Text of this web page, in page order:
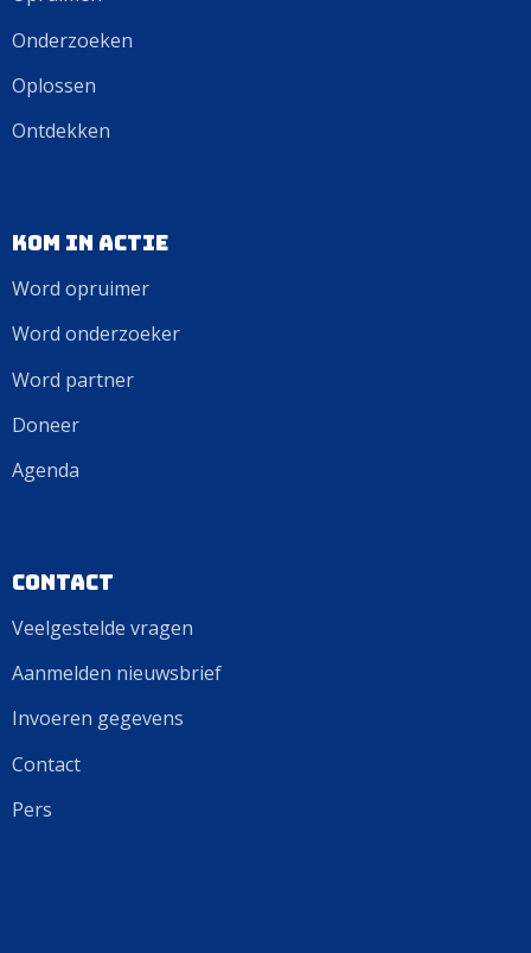
Onderzoeken
Oplossen
Ontdekken
Kom in actie
Word opruimer
Word onderzoeker
Word partner
Doneer
Agenda
Contact
Veelgestelde vragen
Aanmelden nieuwsbrief
Invoeren gegevens
Contact
Pers